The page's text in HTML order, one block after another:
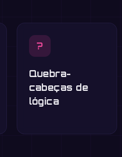
?
Quebra-
cabeças de
lógica